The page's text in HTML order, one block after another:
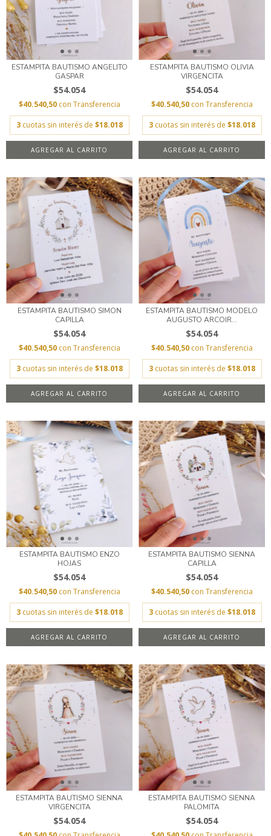
ESTAMPITA BAUTISMO ANGELITO
GASPAR
$54.054
$40.540,50 con Transferencia
3 cuotas sin interés de $18.018
AGREGAR AL CARRITO
ESTAMPITA BAUTISMO OLIVIA
VIRGENCITA
$54.054
$40.540,50 con Transferencia
3 cuotas sin interés de $18.018
AGREGAR AL CARRITO
ESTAMPITA BAUTISMO SIMON
CAPILLA
$54.054
$40.540,50 con Transferencia
3 cuotas sin interés de $18.018
AGREGAR AL CARRITO
ESTAMPITA BAUTISMO MODELO
AUGUSTO ARCOIR...
$54.054
$40.540,50 con Transferencia
3 cuotas sin interés de $18.018
AGREGAR AL CARRITO
ESTAMPITA BAUTISMO ENZO
HOJAS
$54.054
$40.540,50 con Transferencia
3 cuotas sin interés de $18.018
AGREGAR AL CARRITO
ESTAMPITA BAUTISMO SIENNA
CAPILLA
$54.054
$40.540,50 con Transferencia
3 cuotas sin interés de $18.018
AGREGAR AL CARRITO
ESTAMPITA BAUTISMO SIENNA
VIRGENCITA
$54.054
ESTAMPITA BAUTISMO SIENNA
PALOMITA
$54.054